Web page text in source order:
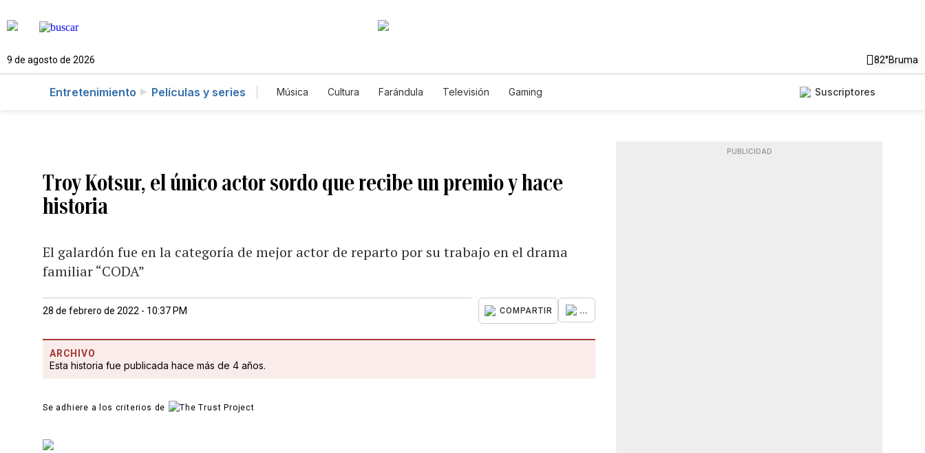
9 de agosto de 2026 82°Bruma
Entretenimiento Películas y series Música Cultura Farándula Televisión Gaming Suscriptores
Troy Kotsur, el único actor sordo que recibe un premio y hace
historia
El galardón fue en la categoría de mejor actor de reparto por su trabajo en el drama
familiar “CODA”
28 de febrero de 2022 - 10:37 PM COMPARTIR ...
ARCHIVO
Esta historia fue publicada hace más de 4 años.
Se adhiere a los criterios de
PUBLICIDAD